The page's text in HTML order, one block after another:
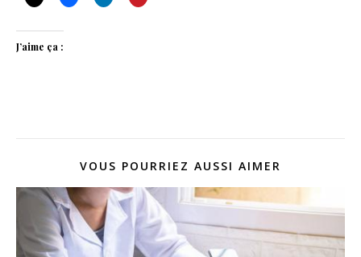
J’aime ça :
VOUS POURRIEZ AUSSI AIMER